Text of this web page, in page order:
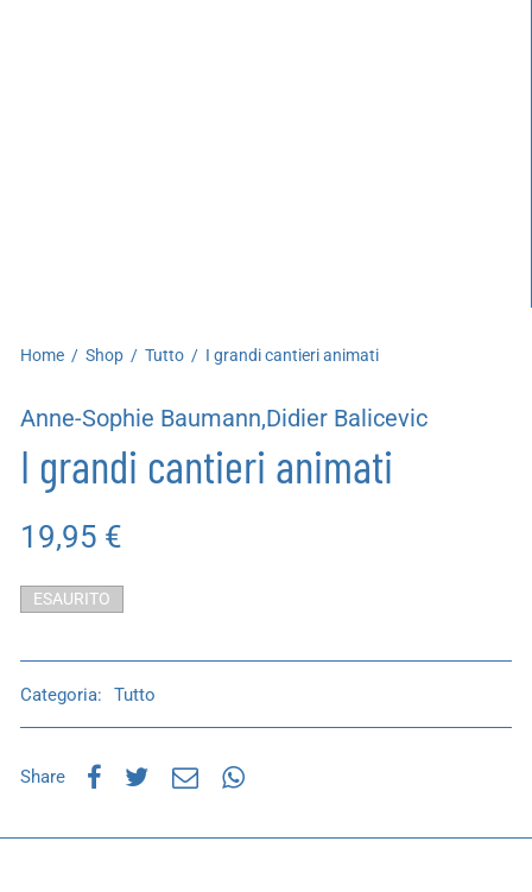
Home / Shop / Tutto / I grandi cantieri animati
Anne-Sophie Baumann,Didier Balicevic
I grandi cantieri animati
19,95 €
ESAURITO
Categoria: Tutto
Share